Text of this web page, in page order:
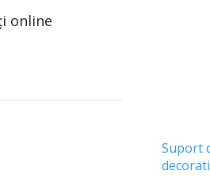
online
Suport